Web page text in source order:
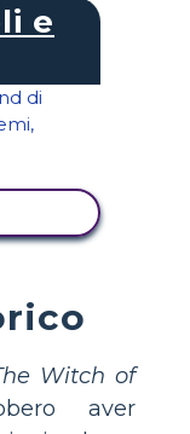
e
Witch of
aver